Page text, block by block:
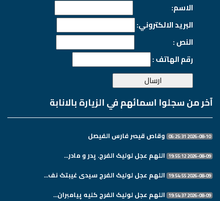
الاسم:
البريد الالكتروني:
النص :
رقم الهاتف :
آخر من سجلوا اسمائهم في الزيارة بالانابة
2026-08-10 06:25:31 وقاص قيصر فارس الفيصل
2026-08-09 19:55:12 اللهم عجل لولیک الفرج. پدر و مادر...
2026-08-09 19:54:55 اللهم عجل لولیک الفرج سیدی غیبتک نف...
2026-08-09 19:54:37 اللهم عجل لولیک الفرج کلیه پیامبران...